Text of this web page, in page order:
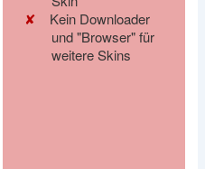
Kein Downloader
und "Browser" für
weitere Skins